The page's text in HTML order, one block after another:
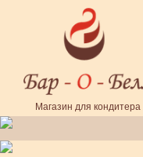
Перейти к основному
Магазин для кондитера
Форма поиска